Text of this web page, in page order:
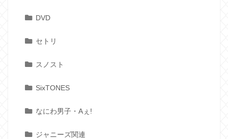
DVD
セトリ
スノスト
SixTONES
なにわ男子・Aぇ!
ジャニーズ関連